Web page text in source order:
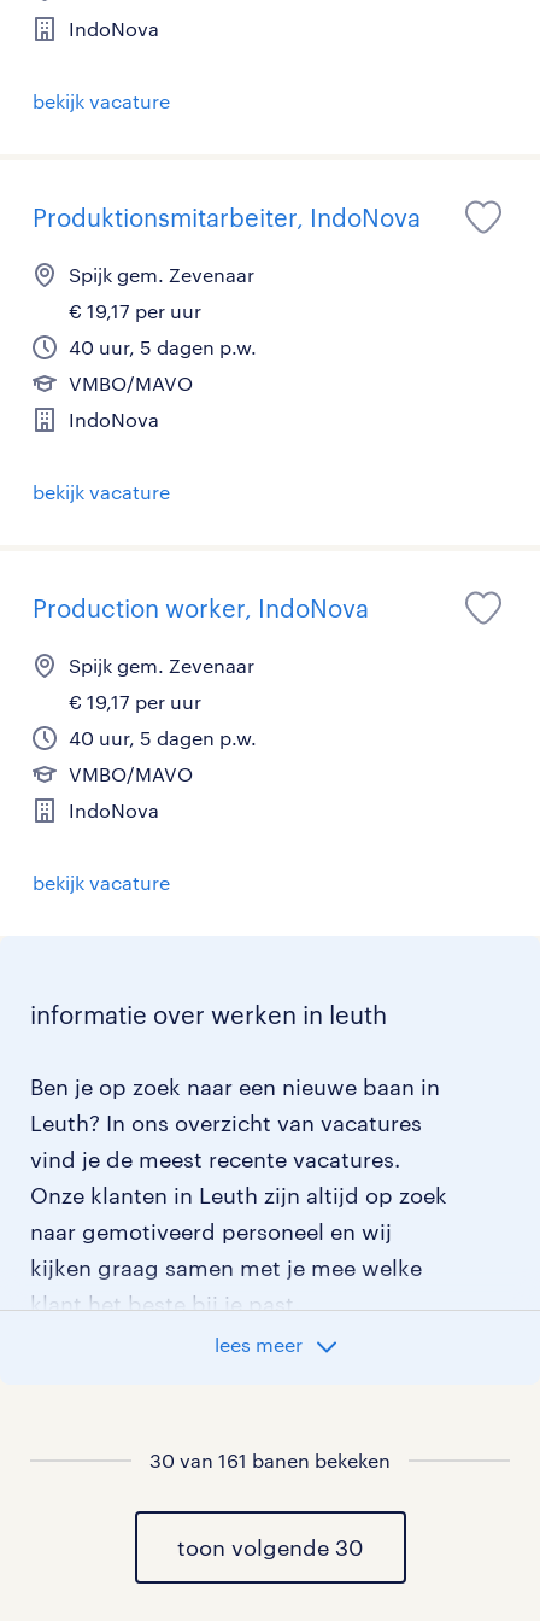
IndoNova
bekijk vacature
Produktionsmitarbeiter, IndoNova
Spijk gem. Zevenaar
€ 19,17 per uur
40 uur, 5 dagen p.w.
VMBO/MAVO
IndoNova
bekijk vacature
Production worker, IndoNova
Spijk gem. Zevenaar
€ 19,17 per uur
40 uur, 5 dagen p.w.
VMBO/MAVO
IndoNova
bekijk vacature
informatie over werken in leuth
Ben je op zoek naar een nieuwe baan in
Leuth? In ons overzicht van vacatures
vind je de meest recente vacatures.
Onze klanten in Leuth zijn altijd op zoek
naar gemotiveerd personeel en wij
kijken graag samen met je mee welke
klant het beste bij je past.
vacatures in Erlecom
lees meer
30 van 161 banen bekeken
toon volgende 30